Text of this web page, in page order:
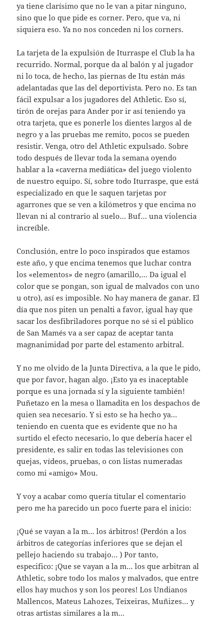
ya tiene clarísimo que no le van a pitar ninguno,
sino que lo que pide es corner. Pero, que va, ni
siquiera eso. Ya no nos conceden ni los corners.
La tarjeta de la expulsión de Iturraspe el Club la ha
recurrido. Normal, porque da al balón y al jugador
ni lo toca, de hecho, las piernas de Itu están más
adelantadas que las del deportivista. Pero no. Es tan
fácil expulsar a los jugadores del Athletic. Eso sí,
tirón de orejas para Ander por ir así teniendo ya
otra tarjeta, que es ponerle los dientes largos al de
negro y a las pruebas me remito, pocos se pueden
resistir. Venga, otro del Athletic expulsado. Sobre
todo después de llevar toda la semana oyendo
hablar a la «caverna mediática» del juego violento
de nuestro equipo. Sí, sobre todo Iturraspe, que está
especializado en que le saquen tarjetas por
agarrones que se ven a kilómetros y que encima no
llevan ni al contrario al suelo… Buf… una violencia
increíble.
Conclusión, entre lo poco inspirados que estamos
este año, y que encima tenemos que luchar contra
los «elementos» de negro (amarillo,… Da igual el
color que se pongan, son igual de malvados con uno
u otro), así es imposible. No hay manera de ganar. El
día que nos piten un penalti a favor, igual hay que
sacar los desfibriladores porque no sé si el público
de San Mamés va a ser capaz de aceptar tanta
magnanimidad por parte del estamento arbitral.
Y no me olvido de la Junta Directiva, a la que le pido,
que por favor, hagan algo. ¡Esto ya es inaceptable
porque es una jornada sí y la siguiente también!
Puñetazo en la mesa o llamadita en los despachos de
quien sea necesario. Y si esto se ha hecho ya…
teniendo en cuenta que es evidente que no ha
surtido el efecto necesario, lo que debería hacer el
presidente, es salir en todas las televisiones con
quejas, vídeos, pruebas, o con listas numeradas
como mi «amigo» Mou.
Y voy a acabar como quería titular el comentario
pero me ha parecido un poco fuerte para el inicio:
¡Qué se vayan a la m… los árbitros! (Perdón a los
árbitros de categorías inferiores que se dejan el
pellejo haciendo su trabajo… ) Por tanto,
especifico: ¡Que se vayan a la m… los que arbitran al
Athletic, sobre todo los malos y malvados, que entre
ellos hay muchos y son los peores! Los Undianos
Mallencos, Mateus Lahozes, Teixeiras, Muñizes… y
otras artistas similares a la m…